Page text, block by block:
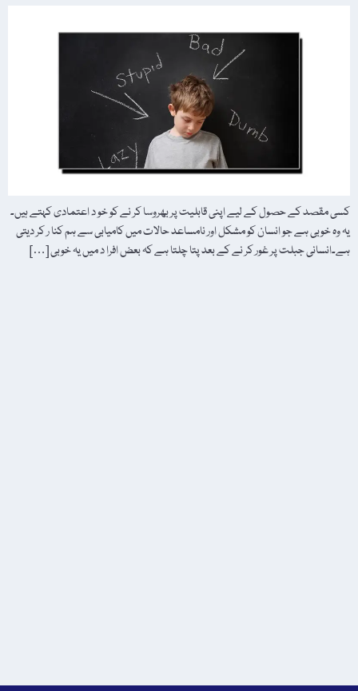
کسی مقصد کے حصول کے لیے اپنی قابلیت پر بھروسا کر نے کو خو د اعتمادی کہتے ہیں۔
یہ وہ خوبی ہے جو انسان کو مشکل اور نامساعد حالات میں کامیابی سے ہم کنا ر کر دیتی
ہے۔انسانی جبلت پر غور کر نے کے بعد پتا چلتا ہے کہ بعض افرا د میں یہ خوبی […]